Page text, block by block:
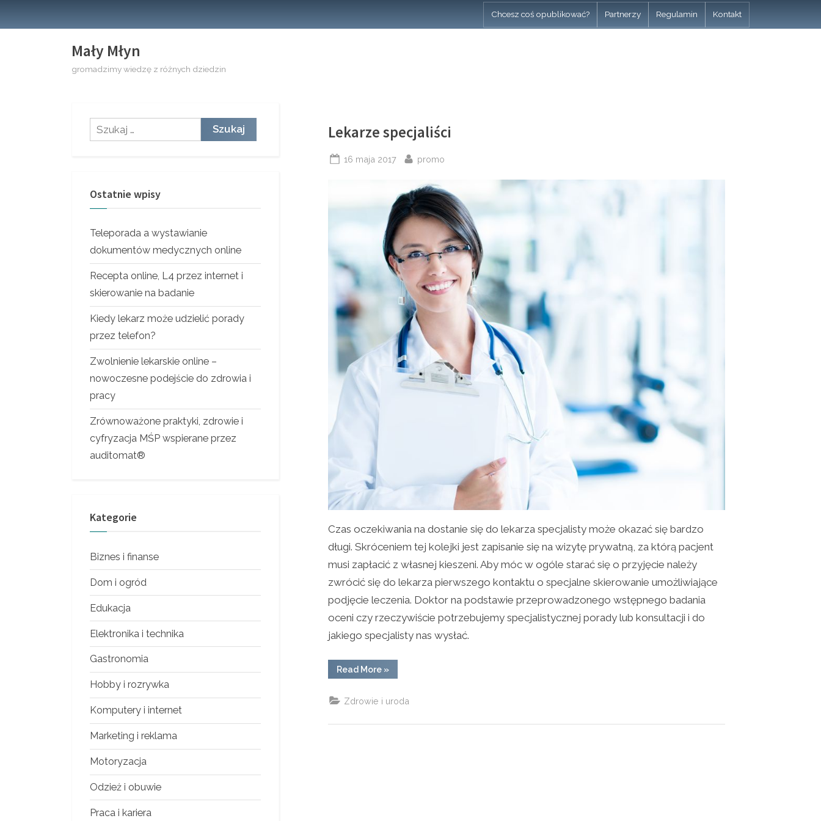
to
Chcesz coś opublikować? Partnerzy Regulamin Kontakt
Mały Młyn
gromadzimy wiedzę z różnych dziedzin
Tag:
poradnia
alergologiczna
kraków
Lekarze specjaliści
Posted
16 maja 2017 By
promo
Czas oczekiwania na dostanie się do lekarza specjalisty może okazać się bardzo
długi. Skróceniem tej kolejki jest zapisanie się na wizytę prywatną, za którą pacjent
musi zapłacić z własnej kieszeni. Aby móc w ogóle starać się o przyjęcie należy
zwrócić się do lekarza pierwszego kontaktu o specjalne skierowanie umożliwiające
podjęcie leczenia. Doktor na podstawie przeprowadzonego wstępnego badania
oceni czy rzeczywiście potrzebujemy specjalistycznej porady lub konsultacji i do
jakiego specjalisty nas wysłać.
Read More“Lekarze
specjaliści”
»
Zdrowie i uroda
Szukaj:
Ostatnie wpisy
Teleporada a wystawianie
dokumentów medycznych online
Recepta online, L4 przez internet i
skierowanie na badanie
Kiedy lekarz może udzielić porady
przez telefon?
Zwolnienie lekarskie online –
nowoczesne podejście do zdrowia i
pracy
Zrównoważone praktyki, zdrowie i
cyfryzacja MŚP wspierane przez
auditomat®
Kategorie
Biznes i finanse
Dom i ogród
Edukacja
Elektronika i technika
Gastronomia
Hobby i rozrywka
Komputery i internet
Marketing i reklama
Motoryzacja
Odzież i obuwie
Praca i kariera